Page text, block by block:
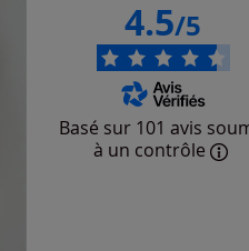
4.5/5
Basé sur 101 avis
à un contrôle